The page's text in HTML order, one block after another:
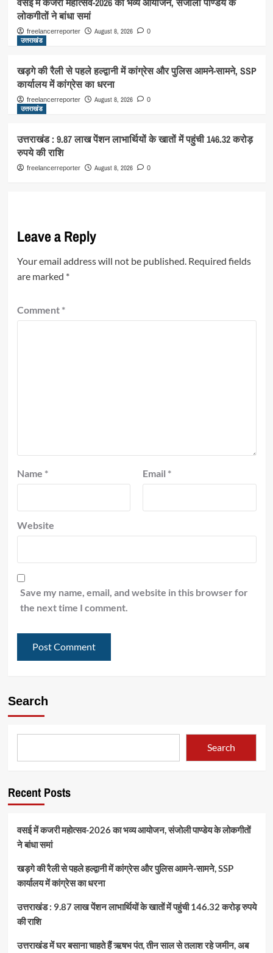
लोकगीतों ने बांधा समां
freelancerreporter August 8, 2026 0
उत्तराखंड
खड़गे की रैली से पहले हल्द्वानी में कांग्रेस और पुलिस आमने-सामने, SSP
कार्यालय में कांग्रेस का धरना
freelancerreporter August 8, 2026 0
उत्तराखंड
उत्तराखंड : 9.87 लाख पेंशन लाभार्थियों के खातों में पहुंची 146.32 करोड़
रुपये की राशि
freelancerreporter August 8, 2026 0
Leave a Reply
Your email address will not be published. Required fields
are marked *
Comment *
Name * Email *
Website
Save my name, email, and website in this browser for
the next time I comment.
Search
Search
Recent Posts
वसई में कजरी महोत्सव-2026 का भव्य आयोजन, संजोली पाण्डेय के लोकगीतों
ने बांधा समां
खड़गे की रैली से पहले हल्द्वानी में कांग्रेस और पुलिस आमने-सामने, SSP
कार्यालय में कांग्रेस का धरना
उत्तराखंड : 9.87 लाख पेंशन लाभार्थियों के खातों में पहुंची 146.32 करोड़ रुपये
की राशि
उत्तराखंड में घर बसाना चाहते हैं ऋषभ पंत, तीन साल से तलाश रहे जमीन, अब